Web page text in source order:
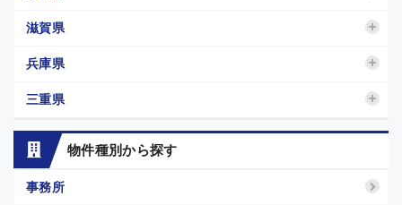
滋賀県
兵庫県
三重県
物件種別から探す
事務所